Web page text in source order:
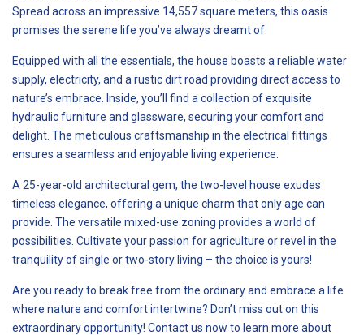
Spread across an impressive 14,557 square meters, this oasis
promises the serene life you’ve always dreamt of.
Equipped with all the essentials, the house boasts a reliable water
supply, electricity, and a rustic dirt road providing direct access to
nature’s embrace. Inside, you’ll find a collection of exquisite
hydraulic furniture and glassware, securing your comfort and
delight. The meticulous craftsmanship in the electrical fittings
ensures a seamless and enjoyable living experience.
A 25-year-old architectural gem, the two-level house exudes
timeless elegance, offering a unique charm that only age can
provide. The versatile mixed-use zoning provides a world of
possibilities. Cultivate your passion for agriculture or revel in the
tranquility of single or two-story living – the choice is yours!
Are you ready to break free from the ordinary and embrace a life
where nature and comfort intertwine? Don’t miss out on this
extraordinary opportunity! Contact us now to learn more about